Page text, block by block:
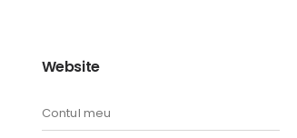
Website
Contul meu